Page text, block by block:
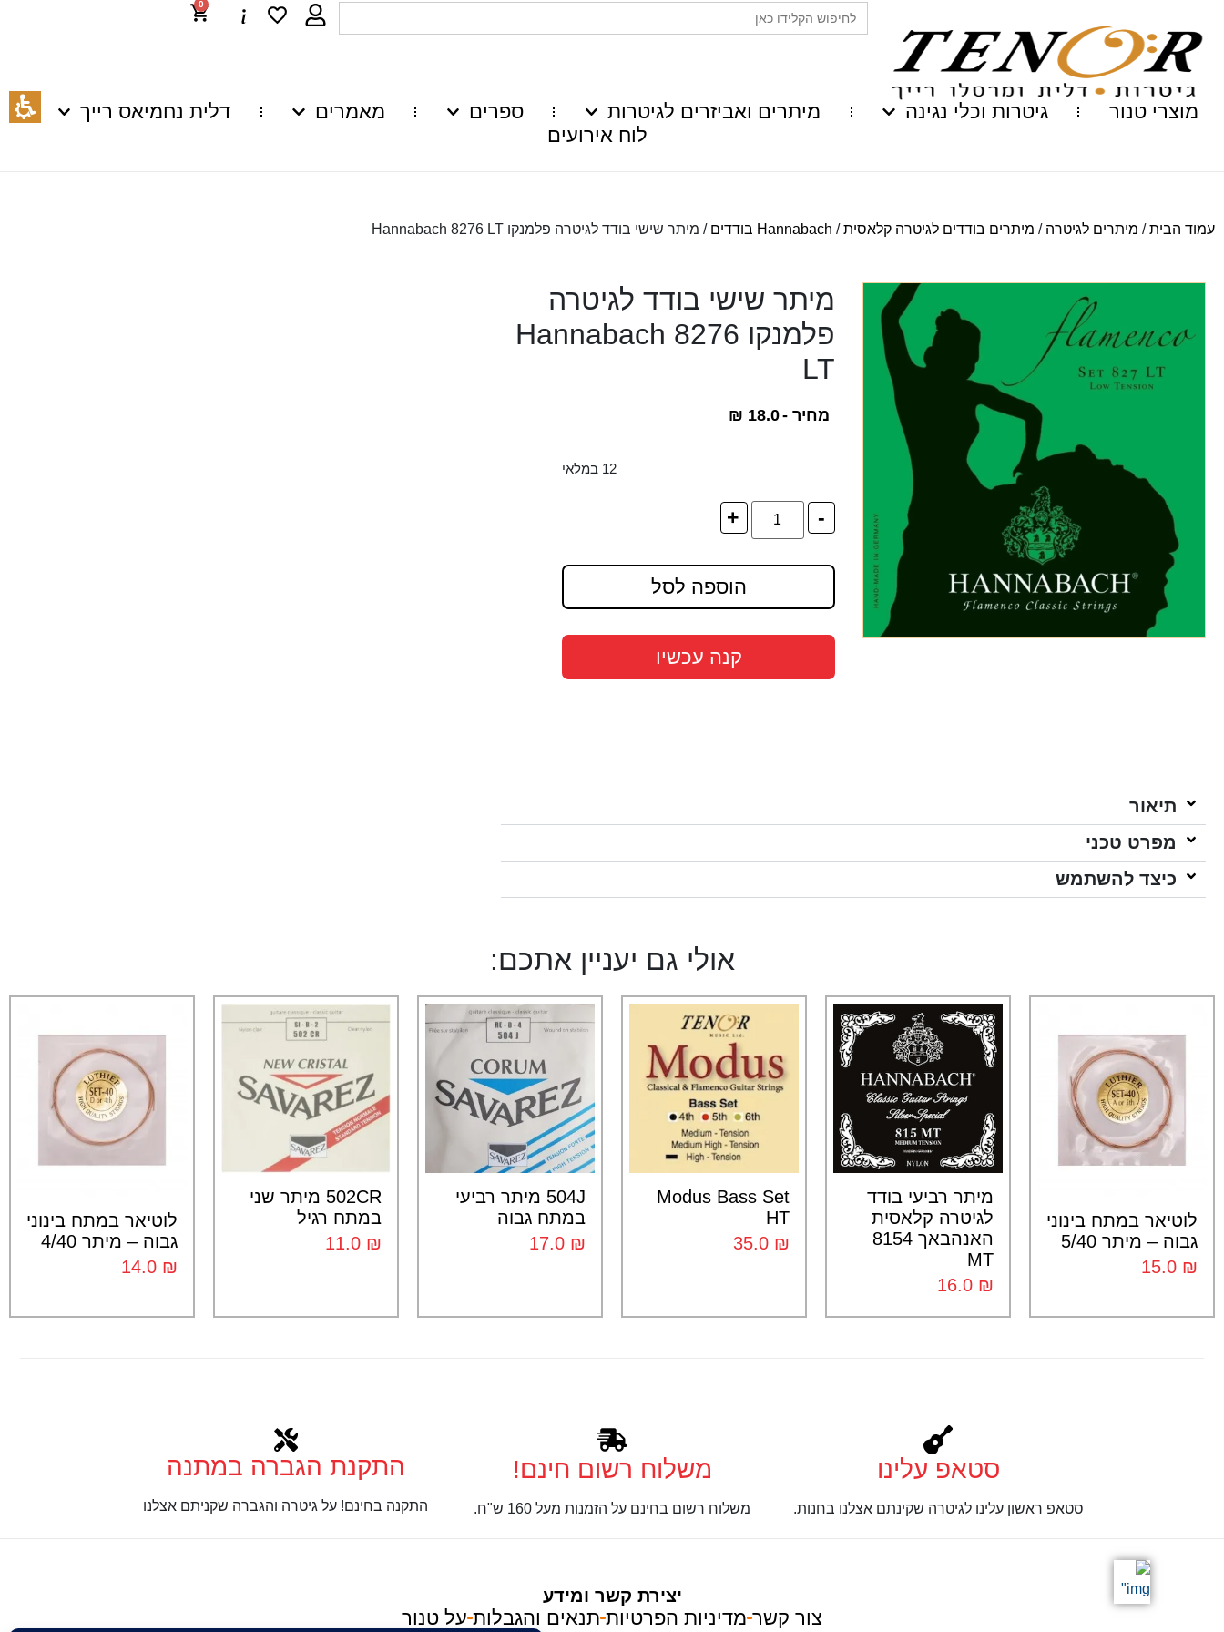
Search
for:
0
מוצרי טנור גיטרות וכלי נגינה מיתרים ואביזרים לגיטרות ספרים מאמרים
דלית נחמיאס רייך
לוח אירועים
עמוד הבית/ מיתרים לגיטרה / מיתרים בודדים לגיטרה קלאסית/ Hannabach בודדים / מיתר שישי בודד לגיטרה פלמנקו Hannabach 8276 LT
מיתר שישי בודד לגיטרה
פלמנקו Hannabach 8276
LT
מחיר - ₪ 18.0
12 במלאי
-
+
הוספה לסל
קנה עכשיו
תיאור
מפרט טכני
כיצד להשתמש
אולי גם יעניין אתכם:
לוטיאר במתח בינוני
גבוה – מיתר 5/40
₪
מיתר רביעי בודד
לגיטרה קלאסית
האנהבאך 8154
MT
₪
Modus Bass Set
HT
₪
504J מיתר רביעי
במתח גבוה
₪
502CR מיתר שני
במתח רגיל
₪
לוטיאר במתח בינוני
גבוה – מיתר 4/40
₪
סטאפ עלינו
סטאפ ראשון עלינו לגיטרה שקינתם אצלנו בחנות.
משלוח רשום חינם!
משלוח רשום בחינם על הזמנות מעל 160 ש"ח.
התקנת הגברה במתנה
התקנה בחינם! על גיטרה והגברה שקניתם אצלנו
יצירת קשר ומידע
צור קשר מדיניות הפרטיות תנאים והגבלות על טנור